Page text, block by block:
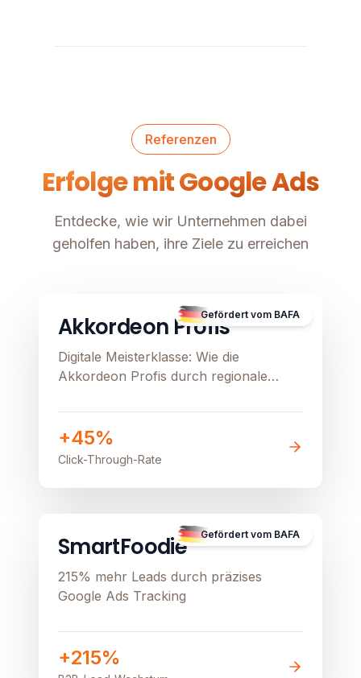
Referenzen
Erfolge mit Google Ads
Entdecke, wie wir Unternehmen dabei
geholfen haben, ihre Ziele zu erreichen
Gefördert vom BAFA
Akkordeon Profis
Digitale Meisterklasse: Wie die
Akkordeon Profis durch regionale
stationären Verkauf beflügeln
+45%
Click-Through-Rate
Gefördert vom BAFA
B2B
SmartFoodie
215% mehr Leads durch präzises
Google Ads Tracking
+215%